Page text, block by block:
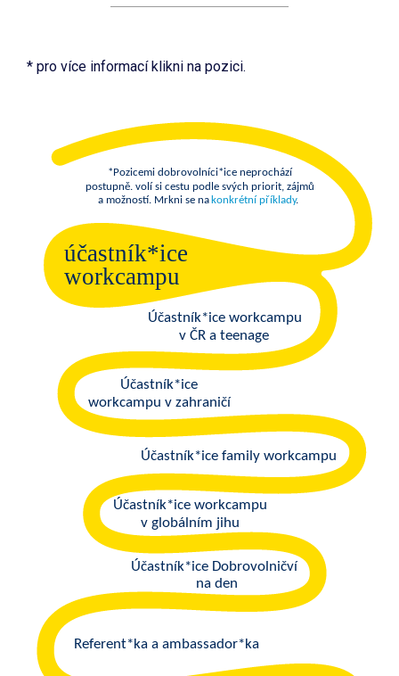
* pro více informací klikni na pozici.
*Pozicemi dobrovolníci*ice neprochází
postupně. volí si cestu podle svých priorit, zájmů
a možností. Mrkni se na konkrétní příklady.
účastník*ice
workcampu
Účastník*ice workcampu
v ČR a teenage
Účastník*ice
workcampu v zahraničí
Účastník*ice family workcampu
Účastník*ice workcampu
v globálním jihu
Účastník*ice Dobrovolničví
na den
Referent*ka a ambassador*ka